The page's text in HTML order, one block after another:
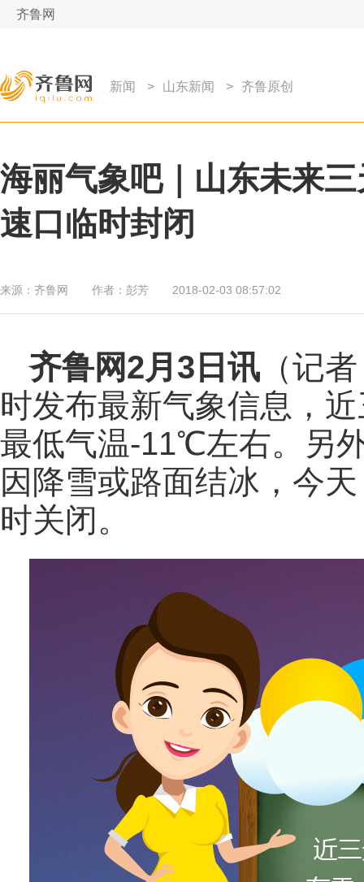
齐鲁网
新闻 > 山东新闻 > 齐鲁原创
海丽气象吧｜山东未来
速口临时封闭
来源： 齐鲁网 作者： 彭芳 2018-02-03 08:57:02
齐鲁网2月3日讯 （记
时发布最新气象信息，
最低气温-11℃左右。另
因降雪或路面结冰，今
时关闭。